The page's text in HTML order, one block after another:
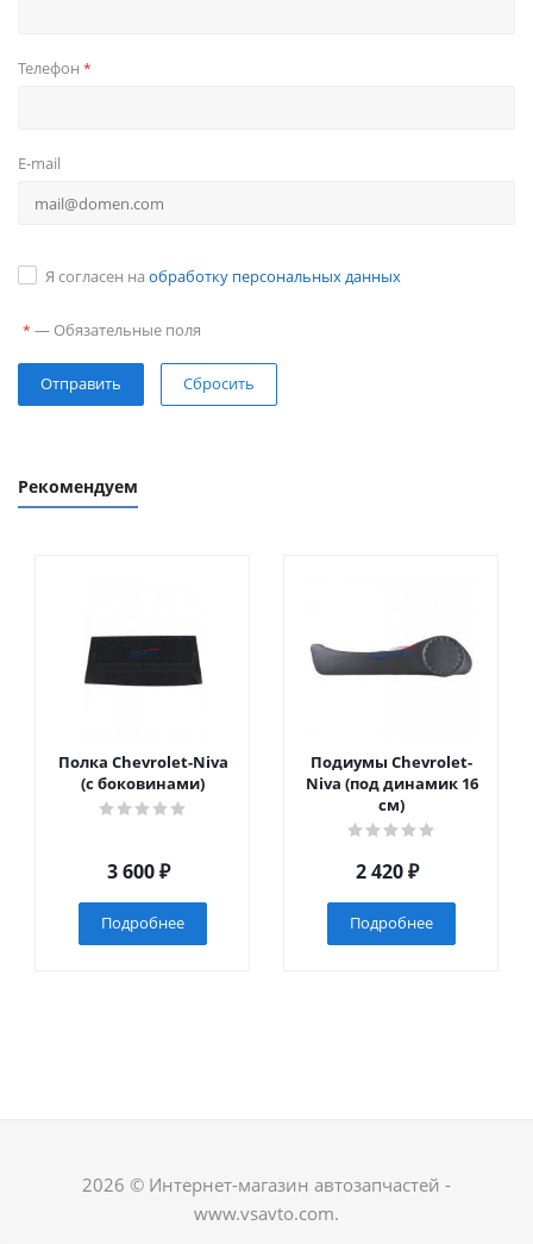
Телефон *
E-mail
Я согласен на обработку персональных данных
* — Обязательные поля
Сбросить
Рекомендуем
Полка Chevrolet-Niva
(с боковинами)
3 600₽
Подробнее
Подиумы Chevrolet-
Niva (под динамик 16
см)
2 420₽
Подробнее
2026 © Интернет-магазин автозапчастей -
www.vsavto.com.